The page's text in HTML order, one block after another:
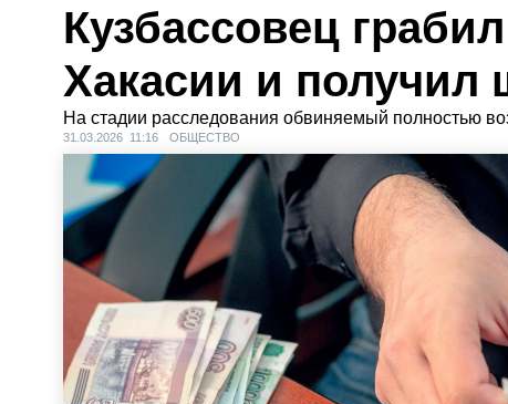
Кузбассовец
Хакасии и получил
На стадии расследования обвиняемый полностью
31.03.2026 11:16 ОБЩЕСТВО